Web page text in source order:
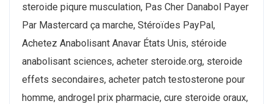
steroide piqure musculation, Pas Cher Danabol Payer
Par Mastercard ça marche, Stéroïdes PayPal,
Achetez Anabolisant Anavar États Unis, stéroide
anabolisant sciences, acheter steroide.org, steroide
effets secondaires, acheter patch testosterone pour
homme, androgel prix pharmacie, cure steroide oraux,